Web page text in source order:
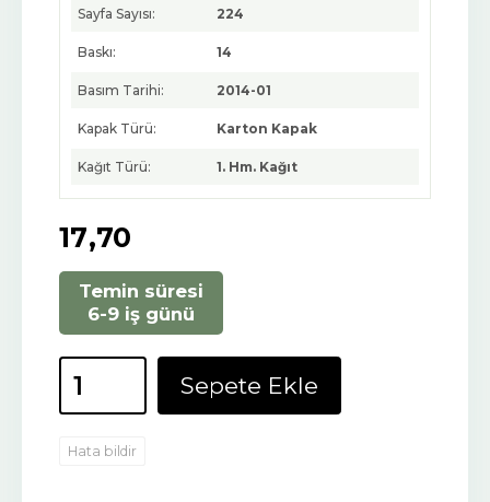
Sayfa Sayısı: 224
Baskı: 14
Basım Tarihi: 2014-01
Kapak Türü: Karton Kapak
Kağıt Türü: 1. Hm. Kağıt
17,70
Temin süresi
6-9 iş günü
Sepete Ekle
Hata bildir